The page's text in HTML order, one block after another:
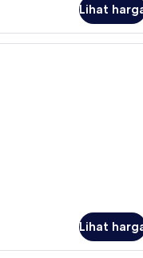
Lihat
Bantalan ekstra lembut, meja
Lihat